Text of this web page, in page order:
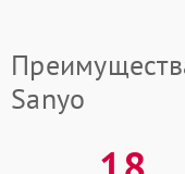
Sanyo